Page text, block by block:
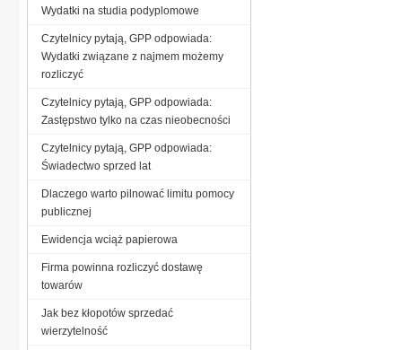
Wydatki na studia podyplomowe
Czytelnicy pytają, GPP odpowiada:
Wydatki związane z najmem możemy
rozliczyć
Czytelnicy pytają, GPP odpowiada:
Zastępstwo tylko na czas nieobecności
Czytelnicy pytają, GPP odpowiada:
Świadectwo sprzed lat
Dlaczego warto pilnować limitu pomocy
publicznej
Ewidencja wciąż papierowa
Firma powinna rozliczyć dostawę
towarów
Jak bez kłopotów sprzedać
wierzytelność